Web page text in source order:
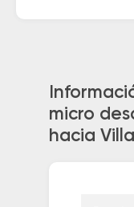
micro
hacia